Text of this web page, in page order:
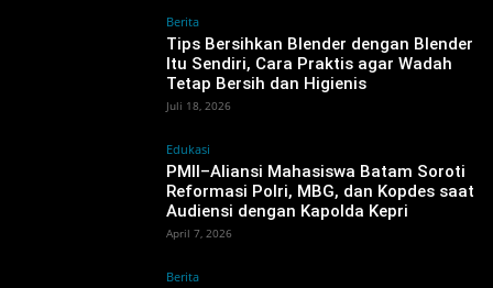
Berita
Tips Bersihkan Blender dengan Blender
Itu Sendiri, Cara Praktis agar Wadah
Tetap Bersih dan Higienis
Juli 18, 2026
Edukasi
PMII–Aliansi Mahasiswa Batam Soroti
Reformasi Polri, MBG, dan Kopdes saat
Audiensi dengan Kapolda Kepri
April 7, 2026
Berita